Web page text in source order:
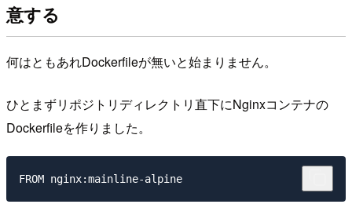
意する
何はともあれDockerfileが無いと始まりません。
ひとまずリポジトリディレクトリ直下にNginxコンテナの
Dockerfileを作りました。